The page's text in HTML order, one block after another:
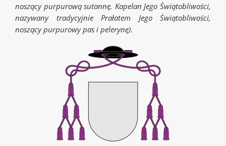
noszący purpurową sutannę. Kapelan Jego Świątobliwości,
nazywany tradycyjnie Prałatem Jego Świątobliwości,
noszący purpurowy pas i pelerynę).